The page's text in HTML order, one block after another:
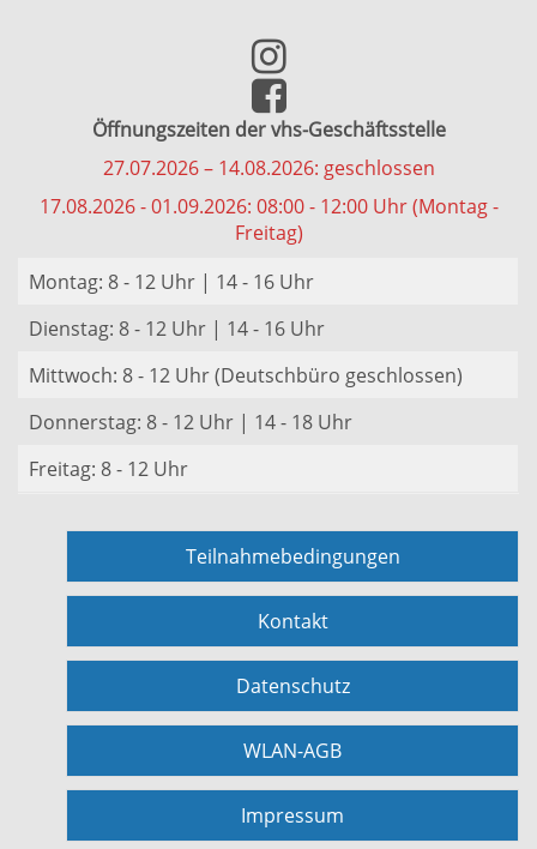
Öffnungszeiten der vhs-Geschäftsstelle
27.07.2026 – 14.08.2026: geschlossen
17.08.2026 - 01.09.2026: 08:00 - 12:00 Uhr (Montag -
Freitag)
Montag: 8 - 12 Uhr | 14 - 16 Uhr
Dienstag: 8 - 12 Uhr | 14 - 16 Uhr
Mittwoch: 8 - 12 Uhr (Deutschbüro geschlossen)
Donnerstag: 8 - 12 Uhr | 14 - 18 Uhr
Freitag: 8 - 12 Uhr
Teilnahmebedingungen
Kontakt
Datenschutz
WLAN-AGB
Impressum